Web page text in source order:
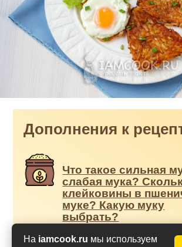
На iamcook.ru мы используем
Дополнения к
Что такое сильная
слабая мука?
клейковины в
муке? Какую муку
выбрать?